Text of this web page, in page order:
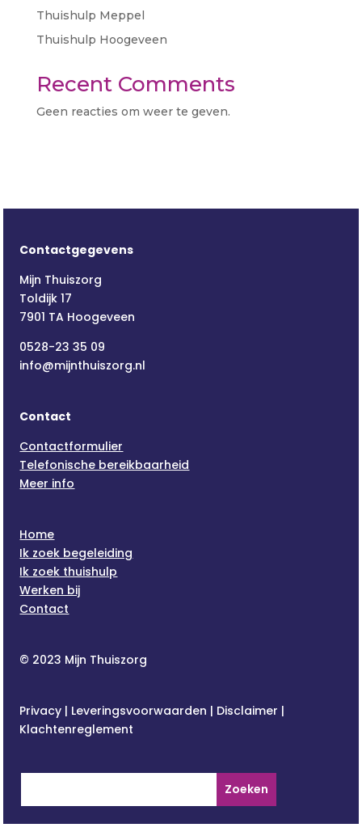
Thuishulp Meppel
Thuishulp Hoogeveen
Recent Comments
Geen reacties om weer te geven.
Contactgegevens
Mijn Thuiszorg
Toldijk 17
7901 TA Hoogeveen
0528-23 35 09
info@mijnthuiszorg.nl
Contact
Contactformulier
Telefonische bereikbaarheid
Meer info
Home
Ik zoek begeleiding
Ik zoek thuishulp
Werken bij
Contact
© 2023 Mijn Thuiszorg
Privacy | Leveringsvoorwaarden | Disclaimer |
Klachtenreglement